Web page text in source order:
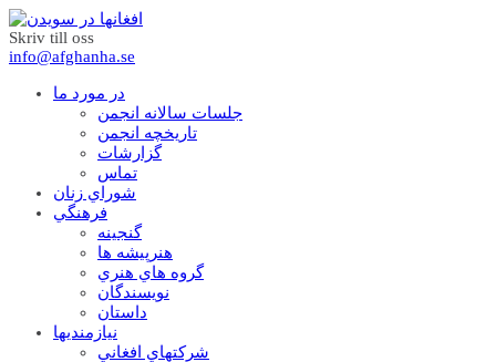
Skriv till oss
info@afghanha.se
در مورد ما
جلسات سالانه انجمن
تاریخچه انجمن
گزارشات
تماس
شوراي زنان
فرهنگي
گنجينه
هنرپيشه ها
گروه هاي هنري
نويسندگان
داستان
نيازمنديها
شرکتهاي افغاني